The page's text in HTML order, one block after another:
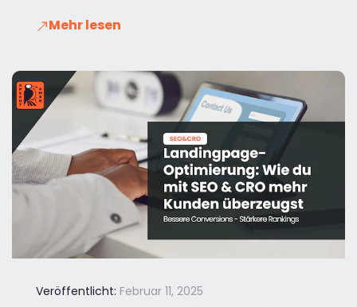
Mehr lesen
Veröffentlicht: Februar 11, 2025